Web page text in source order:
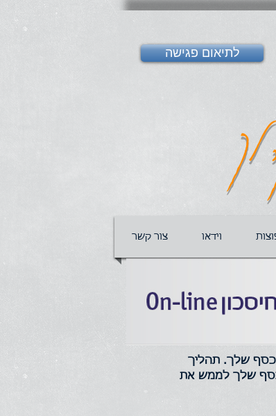
לתיאום פגישה
צור קשר וידאו
שלך. תהליך
לכסף שלך לממש את